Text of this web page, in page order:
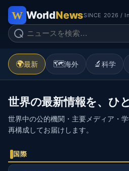
WorldNewsSINCE 2026 /
🌍最新 🗺️海外 🔬 科学
世界の最新情報を、ひ
世界中の公的機関・主要メディア・
再構成してお届けします。
国際